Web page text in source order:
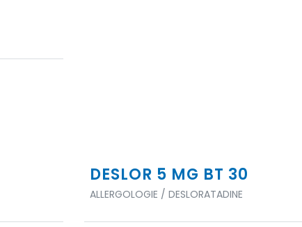
DESLOR 5 MG BT 30
ALLERGOLOGIE / DESLORATADINE